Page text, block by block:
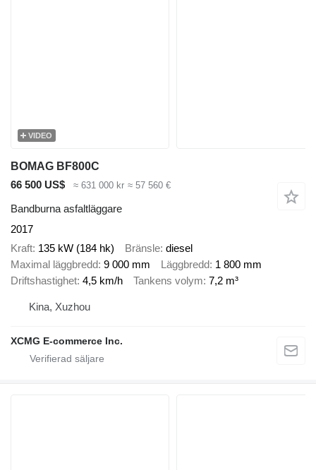
VIDEO
BOMAG BF800C
66 500 US$
≈ 631 000 kr ≈ 57 560 €
Bandburna asfaltläggare
2017
Kraft 135 kW (184 hk) Bränsle diesel
Maximal läggbredd 9 000 mm Läggbredd 1 800 mm
Driftshastighet 4,5 km/h Tankens volym 7,2 m³
Kina, Xuzhou
XCMG E-commerce Inc.